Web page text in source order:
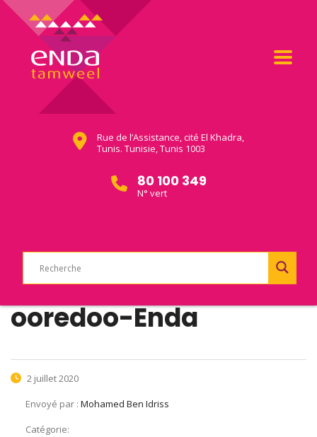
Rue de l’Assistance, cité El Khadra,
Tunis. Tunisie, Tunis 1003
80 100 349
N° vert
ooredoo-Enda
2 juillet 2020
Envoyé par : Mohamed Ben Idriss
Catégorie: